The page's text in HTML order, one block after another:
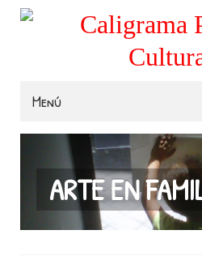
Menú
Familias
Colegios
Museos e Instituciones
ARTE EN